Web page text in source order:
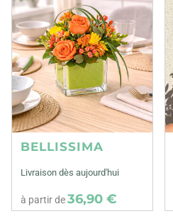
BELLISSIMA
Livraison dès aujourd'hui
à partir de36,90 €